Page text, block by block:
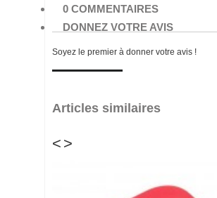
0 COMMENTAIRES
DONNEZ VOTRE AVIS
Soyez le premier à donner votre avis !
Articles similaires
< >